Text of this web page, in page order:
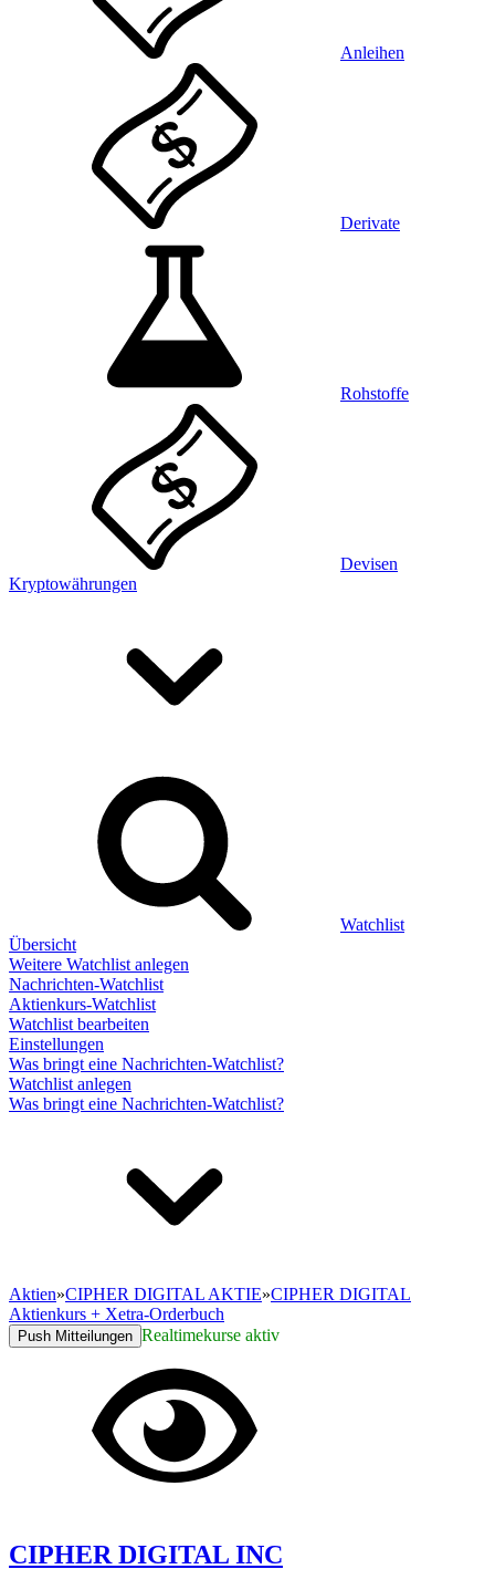
Anleihen
Derivate
Rohstoffe
Devisen
Kryptowährungen
Watchlist
Übersicht
Weitere Watchlist anlegen
Nachrichten-Watchlist
Aktienkurs-Watchlist
Watchlist bearbeiten
Einstellungen
Was bringt eine Nachrichten-Watchlist?
Watchlist anlegen
Was bringt eine Nachrichten-Watchlist?
Aktien»CIPHER DIGITAL AKTIE»CIPHER DIGITAL
Aktienkurs + Xetra-Orderbuch
Push Mitteilungen Realtimekurse aktiv
CIPHER DIGITAL INC